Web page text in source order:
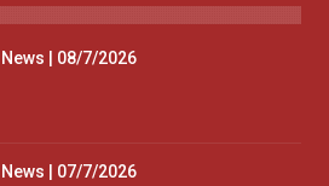
News | 08/7/2026
News | 07/7/2026